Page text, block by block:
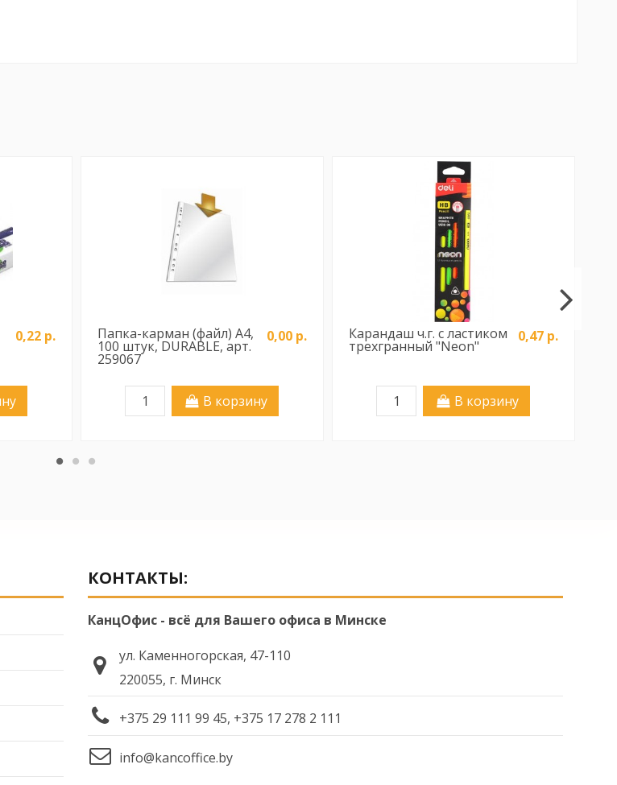
0,22 р. Папка-карман (файл) А4,
100 штук, DURABLE, арт.
259067
0,00 р.
В корзину
Карандаш ч.г. с ластиком
трехгранный "Neon"
0,47 р.
В корзину
КОНТАКТЫ:
КанцОфис - всё для Вашего офиса в Минске
ул. Каменногорская, 47-110
220055, г. Минск
+375 29 111 99 45, +375 17 278 2 111
info@kancoffice.by